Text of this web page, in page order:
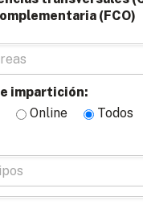
(FCO)
impartición:
Online
Todos